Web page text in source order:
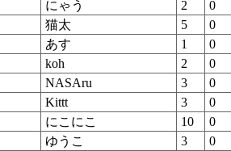
にゃう 2
0
猫太 5
0
あす 1
0
koh 2
0
NASAru 3
0
Kittt 3
0
にこにこ 10
0
ゆうこ 3
0